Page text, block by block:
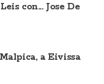
con... Jose De
a Eivissa